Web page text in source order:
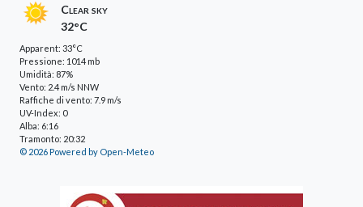
Clear sky
32°C
Apparent: 33°C
Pressione: 1014 mb
Umidità: 87%
Vento: 2.4 m/s NNW
Raffiche di vento: 7.9 m/s
UV-Index: 0
Alba: 6:16
Tramonto: 20:32
© 2026 Powered by Open-Meteo